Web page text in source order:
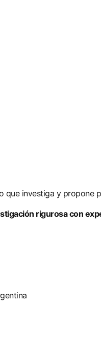
que investiga y propone
rigurosa con